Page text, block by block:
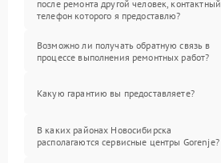
после ремонта другой человек, контактный
телефон которого я предоставлю?
Возможно ли получать обратную связь в
процессе выполнения ремонтных работ?
Какую гарантию вы предоставляете?
В каких районах Новосибирска
располагаются сервисные центры Gorenje?